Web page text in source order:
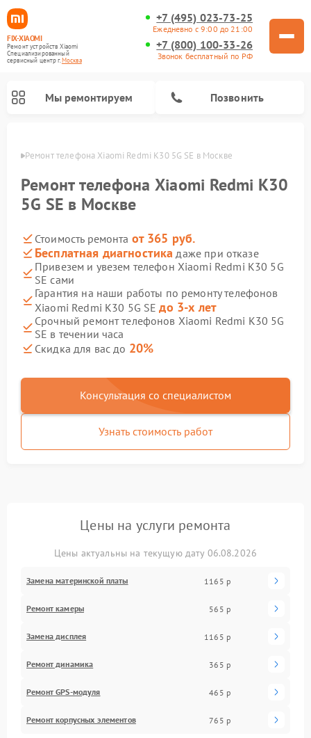
FIX-XIAOMI
Ремонт устройств Xiaomi
Специализированный
cервисный центр г.Москва
+7 (495) 023-73-25
Ежедневно с 9:00 до 21:00
+7 (800) 100-33-26
Звонок бесплатный по РФ
Мы ремонтируем Позвонить
Ремонт телефона Xiaomi Redmi K30 5G SE в Москве
Ремонт телефона Xiaomi Redmi K30
5G SE в Москве
Стоимость ремонта от 365 руб.
Бесплатная диагностика даже при отказе
Привезем и увезем телефон Xiaomi Redmi K30 5G
SE сами
Гарантия на наши работы по ремонту телефонов
Xiaomi Redmi K30 5G SEдо 3-х лет
Срочный ремонт телефонов Xiaomi Redmi K30 5G
SE в течении часа
Скидка для вас до 20%
Консультация со специалистом
Узнать стоимость работ
Цены на услуги ремонта
Цены актуальны на текущую дату 06.08.2026
Замена материнской платы 1165 р
Ремонт камеры 565 р
Замена дисплея 1165 р
Ремонт динамика 365 р
Ремонт GPS-модуля 465 р
Ремонт корпусных элементов 765 р